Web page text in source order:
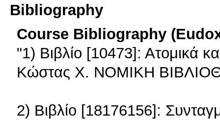
Bibliography
Course Bibliography
"1) Βιβλίο [10473]: Ατομικά
Κώστας Χ. ΝΟΜΙΚΗ
2) Βιβλίο [18176156]: